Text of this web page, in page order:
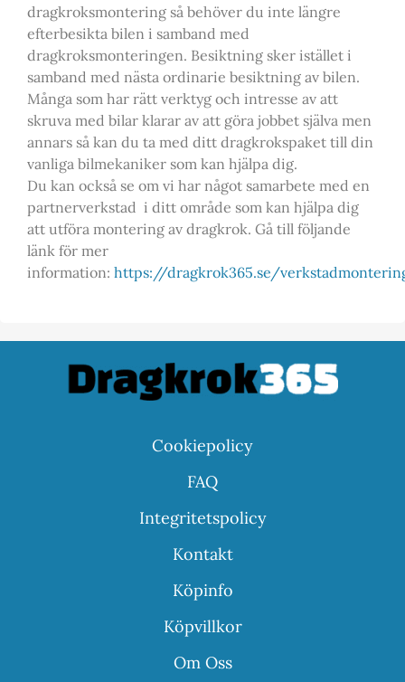
dragkroksmontering så behöver du inte längre
efterbesikta bilen i samband med
dragkroksmonteringen. Besiktning sker istället i
samband med nästa ordinarie besiktning av bilen.
Många som har rätt verktyg och intresse av att
skruva med bilar klarar av att göra jobbet själva men
annars så kan du ta med ditt dragkrokspaket till din
vanliga bilmekaniker som kan hjälpa dig.
Du kan också se om vi har något samarbete med en
partnerverkstad i ditt område som kan hjälpa dig
att utföra montering av dragkrok. Gå till följande
länk för mer
information: https://dragkrok365.se/
Cookiepolicy
FAQ
Integritetspolicy
Kontakt
Köpinfo
Köpvillkor
Om Oss